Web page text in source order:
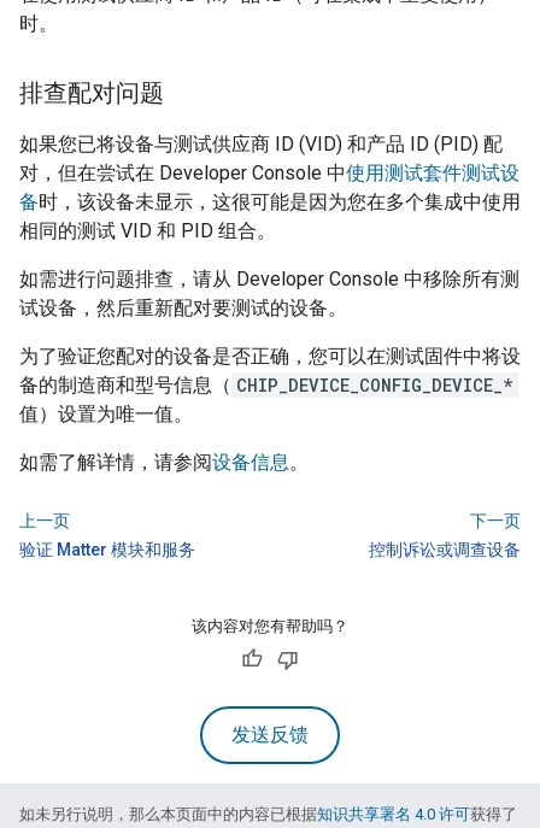
时。
排查配对问题
如果您已将设备与测试供应商 ID (VID) 和产品 ID (PID) 配
对，但在尝试在 Developer Console 中使用测试套件测试设
备时，该设备未显示，这很可能是因为您在多个集成中使用
相同的测试 VID 和 PID 组合。
如需进行问题排查，请从 Developer Console 中移除所有测
试设备，然后重新配对要测试的设备。
为了验证您配对的设备是否正确，您可以在测试固件中将设
备的制造商和型号信息（ CHIP_DEVICE_CONFIG_DEVICE_*
值）设置为唯一值。
如需了解详情，请参阅设备信息。
上一页
验证 Matter 模块和服务
下一页
控制诉讼或调查设备
该内容对您有帮助吗？
发送反馈
如未另行说明，那么本页面中的内容已根据知识共享署名 4.0 许可获得了